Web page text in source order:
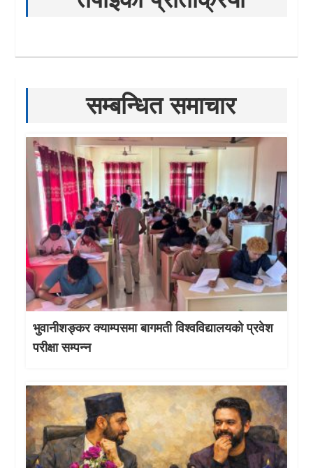
सम्बन्धित समाचार
भुवानीशङ्कर क्याम्पसमा बागमती विश्वविद्यालयको प्रवेश
परीक्षा सम्पन्न